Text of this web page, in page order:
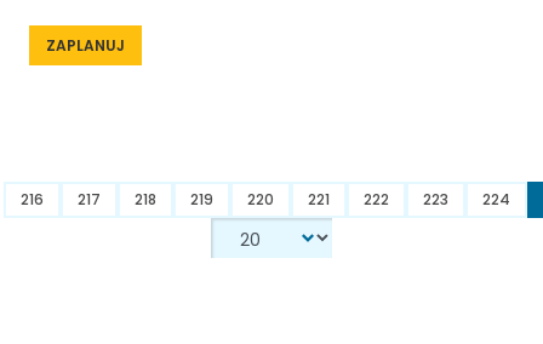
ZAPLANUJ
216 217 218 219 220 221 222 223 224